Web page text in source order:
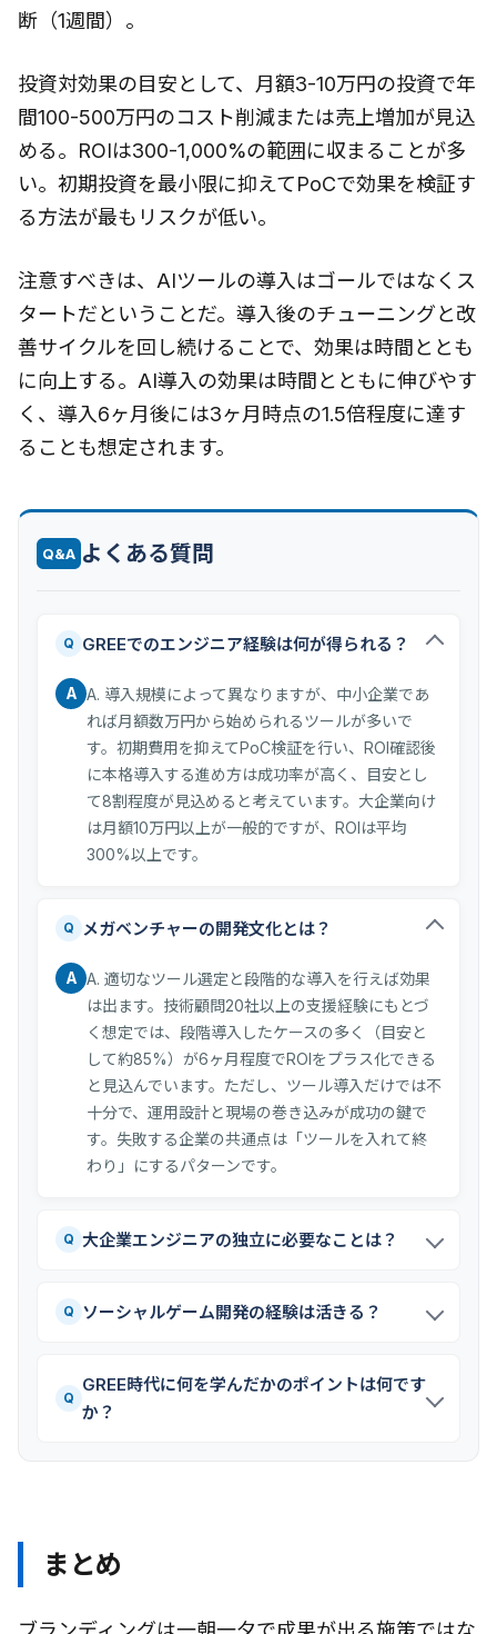
断（1週間）。
投資対効果の目安として、月額3-10万円の投資で年
間100-500万円のコスト削減または売上増加が見込
める。ROIは300-1,000%の範囲に収まることが多
い。初期投資を最小限に抑えてPoCで効果を検証す
る方法が最もリスクが低い。
注意すべきは、AIツールの導入はゴールではなくス
タートだということだ。導入後のチューニングと改
善サイクルを回し続けることで、効果は時間ととも
に向上する。AI導入の効果は時間とともに伸びやす
く、導入6ヶ月後には3ヶ月時点の1.5倍程度に達す
ることも想定されます。
Q&A よくある質問
Q GREEでのエンジニア経験は何が得られる？
A A. 導入規模によって異なりますが、中小企業であ
れば月額数万円から始められるツールが多いで
す。初期費用を抑えてPoC検証を行い、ROI確認後
に本格導入する進め方は成功率が高く、目安とし
て8割程度が見込めると考えています。大企業向け
は月額10万円以上が一般的ですが、ROIは平均
300%以上です。
Q メガベンチャーの開発文化とは？
A A. 適切なツール選定と段階的な導入を行えば効果
は出ます。技術顧問20社以上の支援経験にもとづ
く想定では、段階導入したケースの多く（目安と
して約85%）が6ヶ月程度でROIをプラス化できる
と見込んでいます。ただし、ツール導入だけでは不
十分で、運用設計と現場の巻き込みが成功の鍵で
す。失敗する企業の共通点は「ツールを入れて終
わり」にするパターンです。
Q 大企業エンジニアの独立に必要なことは？
Q ソーシャルゲーム開発の経験は活きる？
Q
GREE時代に何を学んだかのポイントは何です
か？
まとめ